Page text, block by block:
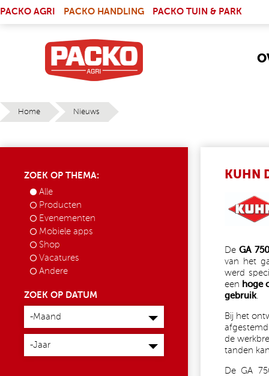
PACKO AGRI
PACKO HANDLING PACKO TUIN & PARK
Home Nieuws
ZOEK OP THEMA:
Alle
Producten
Evenementen
Mobiele apps
Shop
Vacatures
Andere
ZOEK OP DATUM
Maand
-Maand
Jaar
-Jaar
KUHN
DeGA
van het
werd
een hoge
gebruik.
Bij het
de
tanden
De GA